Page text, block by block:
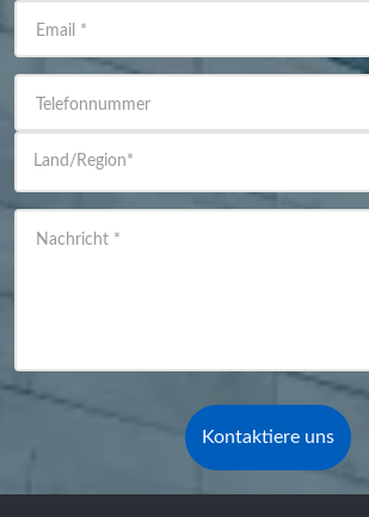
Email *
Telefonnummer
Land/Region*
Nachricht *
Kontaktiere uns